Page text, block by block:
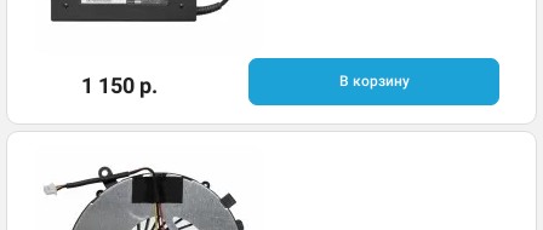
1 150 р. В корзину